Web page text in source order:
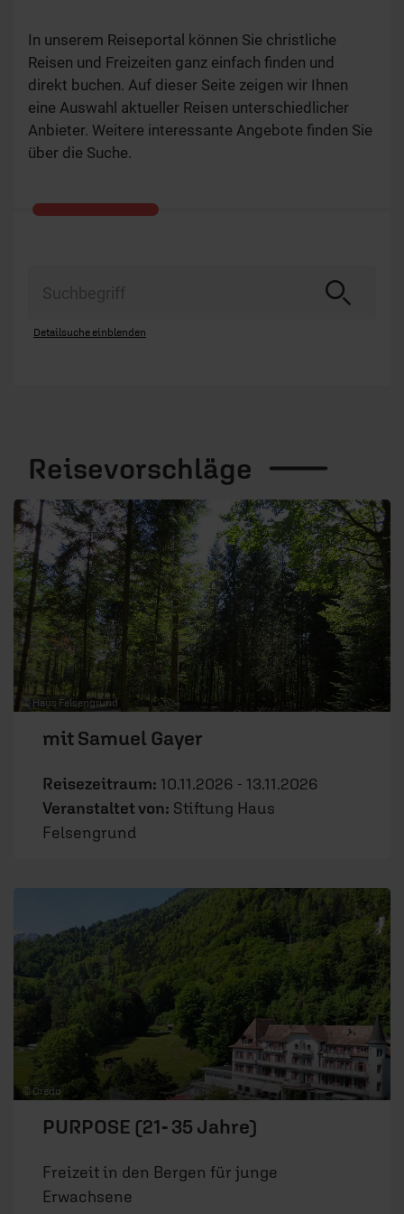
In unserem Reiseportal können Sie christliche
Reisen und Freizeiten ganz einfach finden und
direkt buchen. Auf dieser Seite zeigen wir Ihnen
eine Auswahl aktueller Reisen unterschiedlicher
Anbieter. Weitere interessante Angebote finden Sie
über die Suche.
Detailsuche einblenden
Reisevorschläge
© Haus Felsengrund
mit Samuel Gayer
Reisezeitraum: 10.11.2026 - 13.11.2026
Veranstaltet von: Stiftung Haus
Felsengrund
© Credo
PURPOSE (21- 35 Jahre)
Freizeit in den Bergen für junge
Erwachsene